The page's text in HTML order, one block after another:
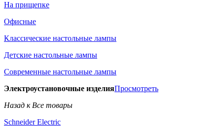
На прищепке
Офисные
Классические настольные лампы
Детские настольные лампы
Современные настольные лампы
Электроустановочные изделияПросмотреть
Назад к Все товары
Schneider Electric